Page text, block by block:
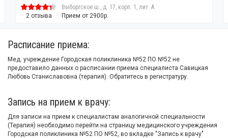
ш., д. 17, корп. 1, лит. А
от 2900р.
Расписание приема:
Мед. учреждение Городская поликлиника №52 ПО №52 не
предоставило данных о расписании приема специалиста Савицкая
Любовь Станиславовна (терапия). Обратитесь в регистратуру.
Запись на прием к врачу:
Для записи на прием к специалистам аналогичной специальности
(Терапия) необходимо перейти на страницу медицинского учреждения
Городская поликлиника №52 ПО №52, во вкладке "Запись к врачу"